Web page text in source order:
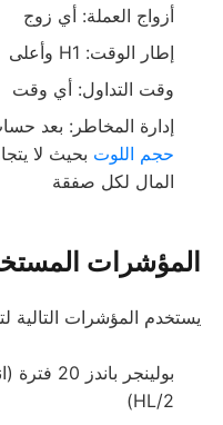
أزواج العملة: أي زوج
إطار الوقت: H1 وأعلى
وقت التداول: أي وقت
إدارة المخاطر: بعد
حجم اللوت
المال لكل صفقة
المؤشرات
يستخدم المؤشرات التالية
HL/2)